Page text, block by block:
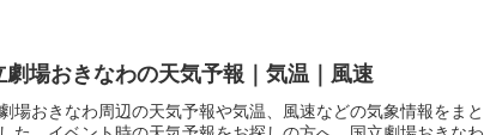
劇場おきなわの天気予報｜気温｜風速
場おきなわ周辺の天気予報や気温、風速などの気象情報をまと